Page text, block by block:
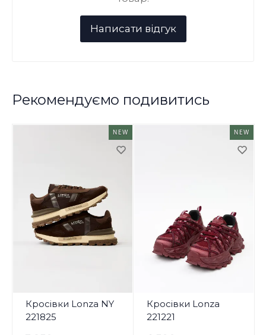
Рекомендуємо подивитись
NEW
Кросівки Lonza NY
221825
NEW
Кросівки Lonza
221221